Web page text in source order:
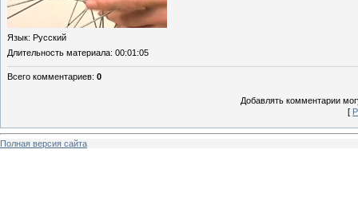
Язык: Русский
Длительность материала: 00:01:05
Всего комментариев: 0
Добавлять комментарии
[
Полная версия сайта